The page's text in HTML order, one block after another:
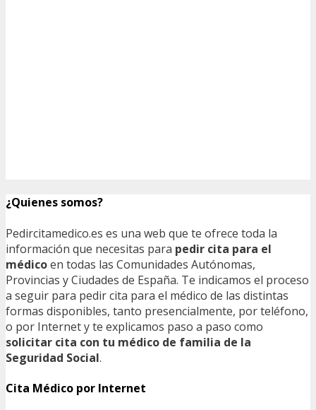
¿Quienes somos?
Pedircitamedico.es es una web que te ofrece toda la
información que necesitas para pedir cita para el
médicoen todas las Comunidades Autónomas,
Provincias y Ciudades de España. Te indicamos el proceso
a seguir para pedir cita para el médico de las distintas
formas disponibles, tanto presencialmente, por teléfono,
o por Internet y te explicamos paso a paso como
solicitar cita con tu médico de familia de la
Seguridad Social.
Cita Médico por Internet